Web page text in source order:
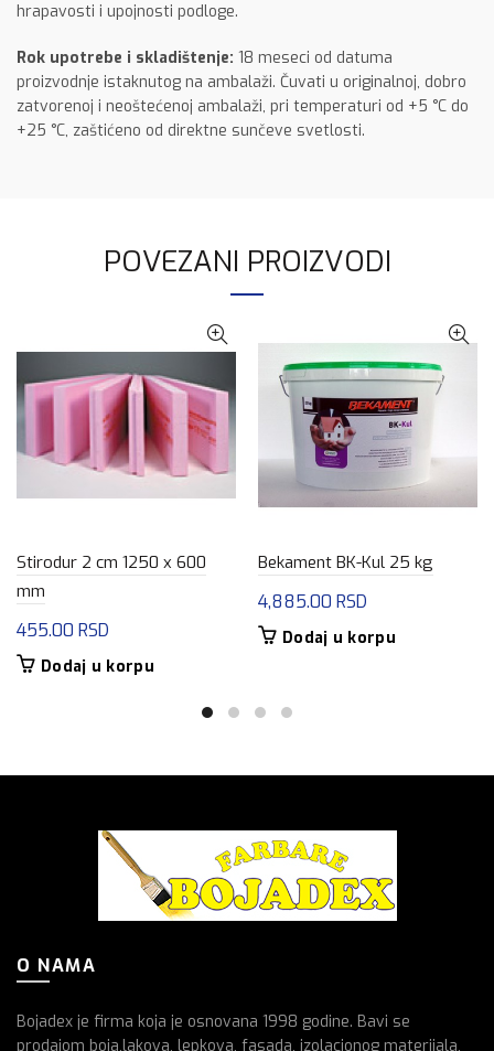
hrapavosti i upojnosti podloge.
Rok upotrebe i skladištenje: 18 meseci od datuma
proizvodnje istaknutog na ambalaži. Čuvati u originalnoj, dobro
zatvorenoj i neoštećenoj ambalaži, pri temperaturi od +5 °C do
+25 °C, zaštićeno od direktne sunčeve svetlosti.
POVEZANI PROIZVODI
Stirodur 2 cm 1250 x 600
mm
455.00 RSD
Dodaj u korpu
Bekament BK-Kul 25 kg
4,885.00 RSD
Dodaj u korpu
O NAMA
Bojadex je firma koja je osnovana 1998 godine. Bavi se
prodajom boja,lakova, lepkova, fasada, izolacionog materijala,